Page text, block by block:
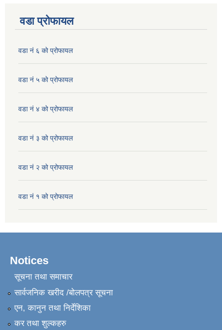
वडा प्रोफायल
वडा नं ६ को प्रोफायल
वडा नं ५ को प्रोफायल
वडा नं ४ को प्रोफायल
वडा नं ३ को प्रोफायल
वडा नं २ को प्रोफायल
वडा नं १ को प्रोफायल
Notices
सूचना तथा समाचार
सार्वजनिक खरीद /बोलपत्र सूचना
एन, कानुन तथा निर्देशिका
कर तथा शुल्कहरु